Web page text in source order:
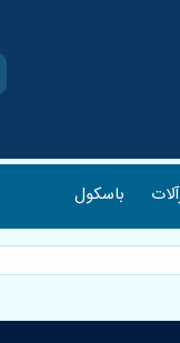
باسکول